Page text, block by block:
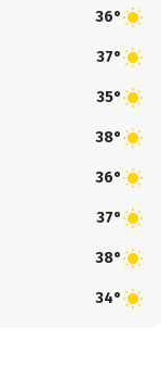
36°
37°
35°
38°
36°
37°
38°
34°